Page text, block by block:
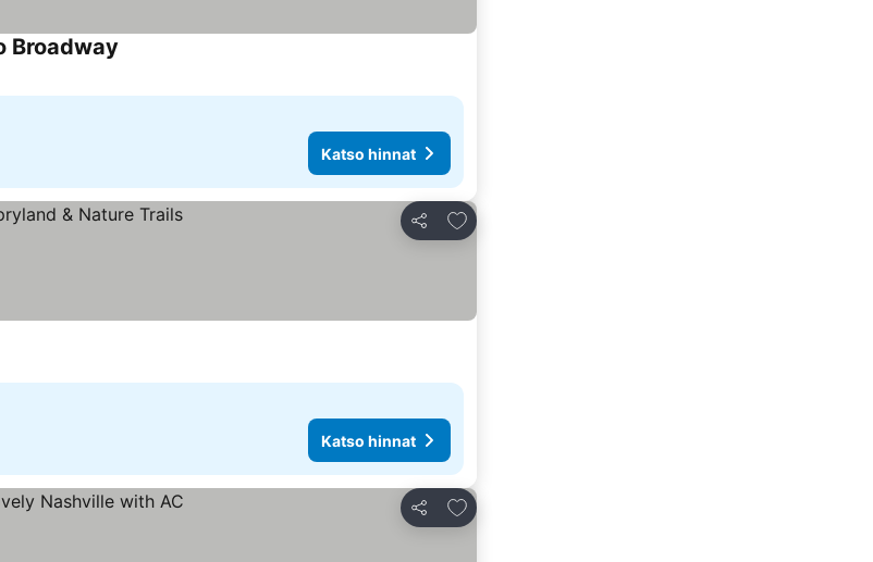
Broadway
Katso hinnat
Jaa
Lisää suosikkeihin
Katso hinnat
Jaa
Lisää suosikkeihin